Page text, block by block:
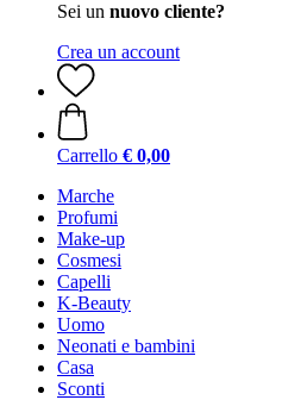
Sei un nuovo cliente?
Crea un account
Carrello € 0,00
Marche
Profumi
Make-up
Cosmesi
Capelli
K-Beauty
Uomo
Neonati e bambini
Casa
Sconti